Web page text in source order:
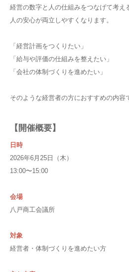
経営の数字と人の仕組みをつなげて考え
人の安心が両立しやすくなります。
「経営計画をつくりたい」
「給与や評価の仕組みを整えたい」
「会社の体制づくりを進めたい」
そのような経営者の方におすすめの内容
【開催概要】
日時
2026年6月25日（木）
13:00〜15:00
会場
八戸商工会議所
対象
経営者・体制づくりを進めたい方